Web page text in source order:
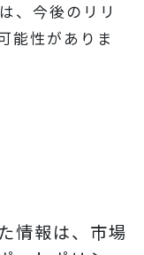
、今後のリリ
能性がありま
情報は、市場